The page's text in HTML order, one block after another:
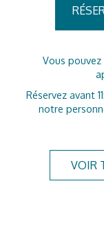
Vous
Réservez avant
notre
VOIR